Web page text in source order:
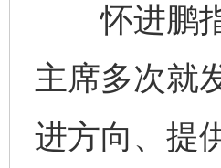
怀进鹏指
主席多次就
进方向、提